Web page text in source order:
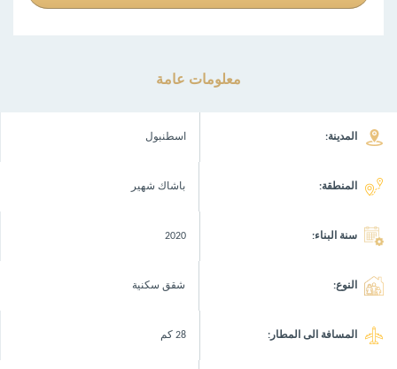
معلومات عامة
المدينة: اسطنبول
المنطقة: باشاك شهير
سنة البناء: 2020
النوع: شقق سكنية
المسافة الى المطار: 28 كم